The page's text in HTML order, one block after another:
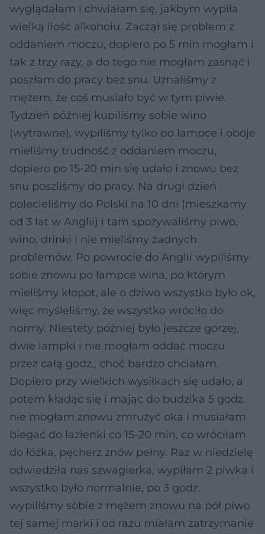
wyglądałam i chwiałam się, jakbym wypiła
wielką ilość alkoholu. Zaczął się problem z
oddaniem moczu, dopiero po 5 min mogłam i
tak z trzy razy, a do tego nie mogłam zasnąć i
poszłam do pracy bez snu. Uznaliśmy z
mężem, że coś musiało być w tym piwie.
Tydzień później kupiliśmy sobie wino
(wytrawne), wypiliśmy tylko po lampce i oboje
mieliśmy trudność z oddaniem moczu,
dopiero po 15-20 min się udało i znowu bez
snu poszliśmy do pracy. Na drugi dzień
polecieliśmy do Polski na 10 dni (mieszkamy
od 3 lat w Anglii) i tam spożywaliśmy piwo,
wino, drinki i nie mieliśmy żadnych
problemów. Po powrocie do Anglii wypiliśmy
sobie znowu po lampce wina, po którym
mieliśmy kłopot, ale o dziwo wszystko było ok,
więc myśleliśmy, że wszystko wróciło do
normy. Niestety później było jeszcze gorzej,
dwie lampki i nie mogłam oddać moczu
przez całą godz., choć bardzo chciałam.
Dopiero przy wielkich wysiłkach się udało, a
potem kładąc się i mając do budzika 5 godz.
nie mogłam znowu zmrużyć oka i musiałam
biegać do łazienki co 15-20 min, co wróciłam
do łóżka, pęcherz znów pełny. Raz w niedzielę
odwiedziła nas szwagierka, wypiłam 2 piwka i
wszystko było normalnie, po 3 godz.
wypiliśmy sobie z mężem znowu na pół piwo
tej samej marki i od razu miałam zatrzymanie